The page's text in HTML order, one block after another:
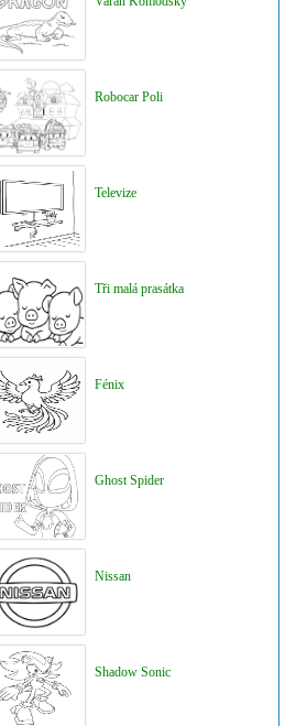
Robocar Poli
Televize
Tři malá prasátka
Fénix
Ghost Spider
Nissan
Shadow Sonic